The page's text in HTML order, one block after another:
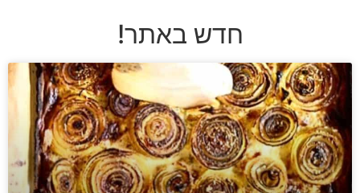
חדש באתר!